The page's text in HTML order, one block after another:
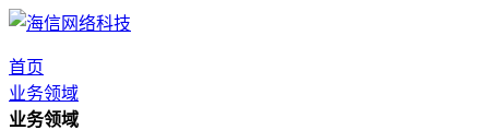
首页
业务领域
业务领域